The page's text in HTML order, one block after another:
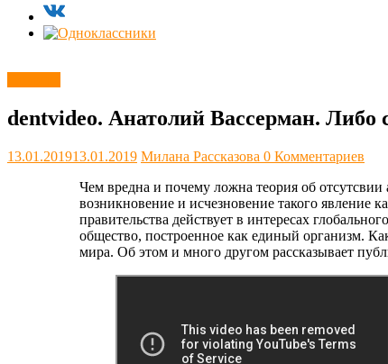
dentvideo. Анатолий Вассерман. Либо
13.01.201913.01.2019 Милана Рассказова 0 Комментариев
Чем вредна и почему ложна теория об
возникновение и исчезновение такого явление
правительства действует в интересах
общество, построенное как единый организм.
мира. Об этом и много другом рассказывает